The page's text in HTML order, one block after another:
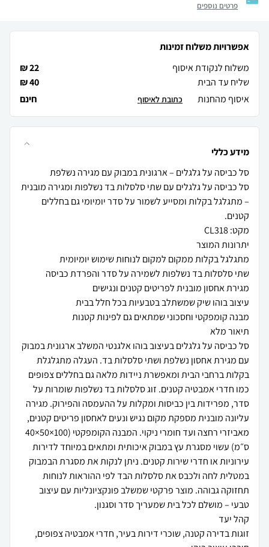
פרטים נוספים
אפשרויות משלוח זמינות
משלוח לנקודת איסוף
22 ₪
שליח עד הבית
40 ₪
איסוף מהחנות
חינם כתובת לאיסוף
מידע כללי
סל כביסה על גלגלים עם שתי סלסלות בד נשלפות ומגירה מובנית
– מתגלגל בקלות ומסייע לשמור על סדר יומיומי גם בחללים
סל כביסה על גלגלים בעיצוב בוהו אלגנטי המשלב ארגונית במבוק
עם מגירת אחסון נשלפת ושתי סלסלות בד. העגלה מתגלגלת
בקלות ברחבי הבית ומאפשרת ניידות מלאה גם בחללים צפופים
כמו חדרי אמבטיה קטנים. זוג סלסלות בד נשלפות שומרות על
סדר, מפרידות בין כביסות ומקלות על ההעמסה והפירוק. מגירה
עליונה מובנית מספקת מקום נגיש ונעים לאחסון פריטים קטנים,
מאביזרי רחצה ועד חומרי ניקוי. המבנה הקומפקטי (100×50×40
ס״מ) עשוי מסגרת עץ במבוק איכותית ומתאים במיוחד לדירות
עירוניות או חדרי שירות קטנים. ניתן לנקות את מסגרת הבמבוק
במטלית לחה ולכבס את סלסלות הבד לפי ההוראות לנוחות
תחזוקה גבוהה. מוצר פרקטי שמשלב פונקציונליות עם עיצוב
זוגות בדירה קטנה, שוכרי דירות בעיר, חדרי אמבטיה צפופים,